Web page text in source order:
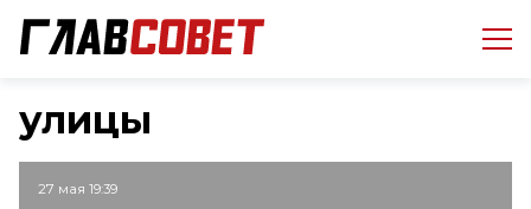
улицы
27 мая 19:39